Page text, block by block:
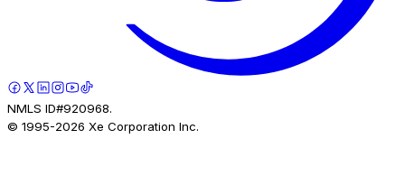
NMLS ID#920968.
© 1995-2026 Xe Corporation Inc.